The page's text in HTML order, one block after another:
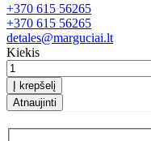
+370 615 56265
+370 615 56265
detales@marguciai.lt
Kiekis
Į krepšelį